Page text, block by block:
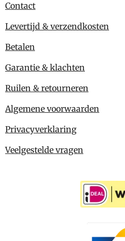
Contact
Levertijd & verzendkosten
Betalen
Garantie & klachten
Ruilen & retourneren
Algemene voorwaarden
Privacyverklaring
Veelgestelde vragen